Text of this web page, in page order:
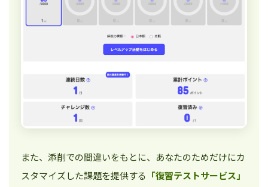
また、添削での間違いをもとに、あなたのためだけにカ
スタマイズした課題を提供する 「復習テストサービス」